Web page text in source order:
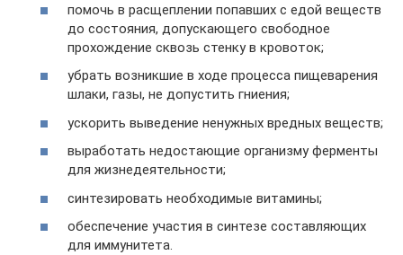
помочь в расщеплении попавших с едой веществ
до состояния, допускающего свободное
прохождение сквозь стенку в кровоток;
убрать возникшие в ходе процесса пищеварения
шлаки, газы, не допустить гниения;
ускорить выведение ненужных вредных веществ;
выработать недостающие организму ферменты
для жизнедеятельности;
синтезировать необходимые витамины;
обеспечение участия в синтезе составляющих
для иммунитета.